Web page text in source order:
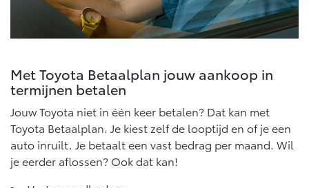
Vanaf € 46.301,- Vanaf € 56.570,-
Land Cruiser (excl. BTW)
Met Toyota Betaalplan jouw aankoop in
termijnen betalen
Jouw Toyota niet in één keer betalen? Dat kan met
Toyota Betaalplan. Je kiest zelf de looptijd en of je een
auto inruilt. Je betaalt een vast bedrag per maand. Wil
je eerder aflossen? Ook dat kan!